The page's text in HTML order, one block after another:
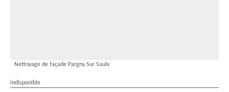
Nettoyage de façade Pargny Sur Saulx
indisponible